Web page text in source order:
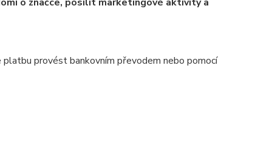
provést bankovním převodem nebo pomocí